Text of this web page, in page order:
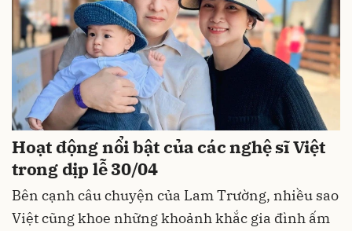
Hoạt động nổi bật của các nghệ sĩ Việt
trong dịp lễ 30/04
Bên cạnh câu chuyện của Lam Trường, nhiều sao
Việt cũng khoe những khoảnh khắc gia đình ấm